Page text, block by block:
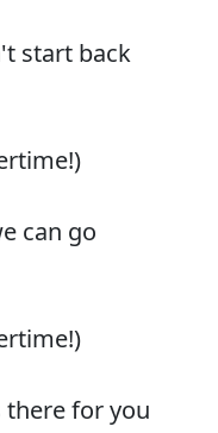
start back
can go
there for you